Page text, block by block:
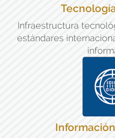
Infraestructura
estándares